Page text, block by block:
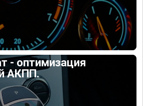
- оптимизация
АКПП.